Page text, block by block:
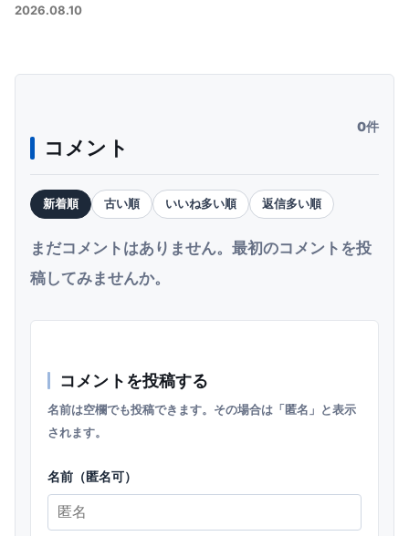
2026.08.10
コメント
0件
新着順 古い順 いいね多い順 返信多い順
まだコメントはありません。最初のコメントを投
稿してみませんか。
コメントを投稿する
名前は空欄でも投稿できます。その場合は「匿名」と表示
されます。
名前（匿名可）